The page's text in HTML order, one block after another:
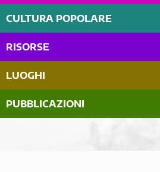
CULTURA POPOLARE
RISORSE
LUOGHI
PUBBLICAZIONI